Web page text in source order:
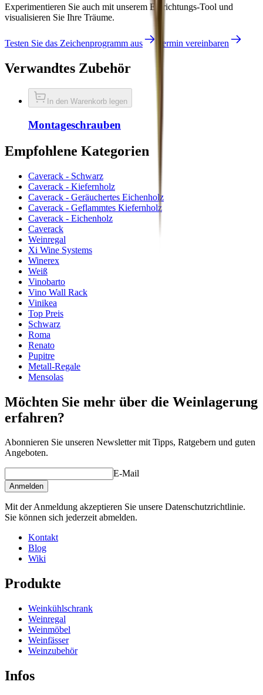
Experimentieren Sie auch mit unserem Einrichtungs-Tool und
visualisieren Sie Ihre Träume.
Testen Sie das Zeichenprogramm aus Termin vereinbaren
Verwandtes Zubehör
In den Warenkorb legen
Montageschrauben
Empfohlene Kategorien
Caverack - Schwarz
Caverack - Kiefernholz
Caverack - Geräuchertes Eichenholz
Caverack - Geflammtes Kiefernholz
Caverack - Eichenholz
Caverack
Weinregal
Xi Wine Systems
Winerex
Weiß
Vinobarto
Vino Wall Rack
Vinikea
Top Preis
Schwarz
Roma
Renato
Pupitre
Metall-Regale
Mensolas
Möchten Sie mehr über die Weinlagerung
erfahren?
Abonnieren Sie unseren Newsletter mit Tipps, Ratgebern und guten
Angeboten.
E-Mail
Anmelden
Mit der Anmeldung akzeptieren Sie unsere Datenschutzrichtlinie.
Sie können sich jederzeit abmelden.
Kontakt
Blog
Wiki
Produkte
Weinkühlschrank
Weinregal
Weinmöbel
Weinfässer
Weinzubehör
Infos